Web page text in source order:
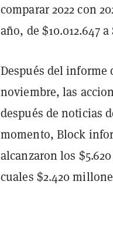
comparar 2022 con
año, de $10.012.647 a
Después del informe
noviembre, las
después de noticias
momento, Block
alcanzaron los
cuales $2.420